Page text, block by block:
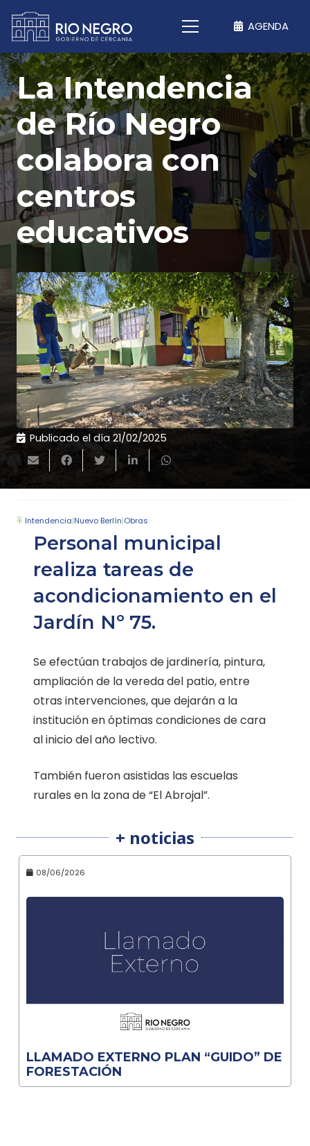
AGENDA
La Intendencia
de Río Negro
colabora con
centros
educativos
Publicado el día 21/02/2025
Intendencia|Nuevo Berlín|Obras
Personal municipal
realiza tareas de
acondicionamiento en el
Jardín Nº 75.
Se efectúan trabajos de jardinería, pintura,
ampliación de la vereda del patio, entre
otras intervenciones, que dejarán a la
institución en óptimas condiciones de cara
al inicio del año lectivo.
También fueron asistidas las escuelas
rurales en la zona de “El Abrojal”.
+ noticias
08/06/2026
LLAMADO EXTERNO PLAN “GUIDO” DE
FORESTACIÓN